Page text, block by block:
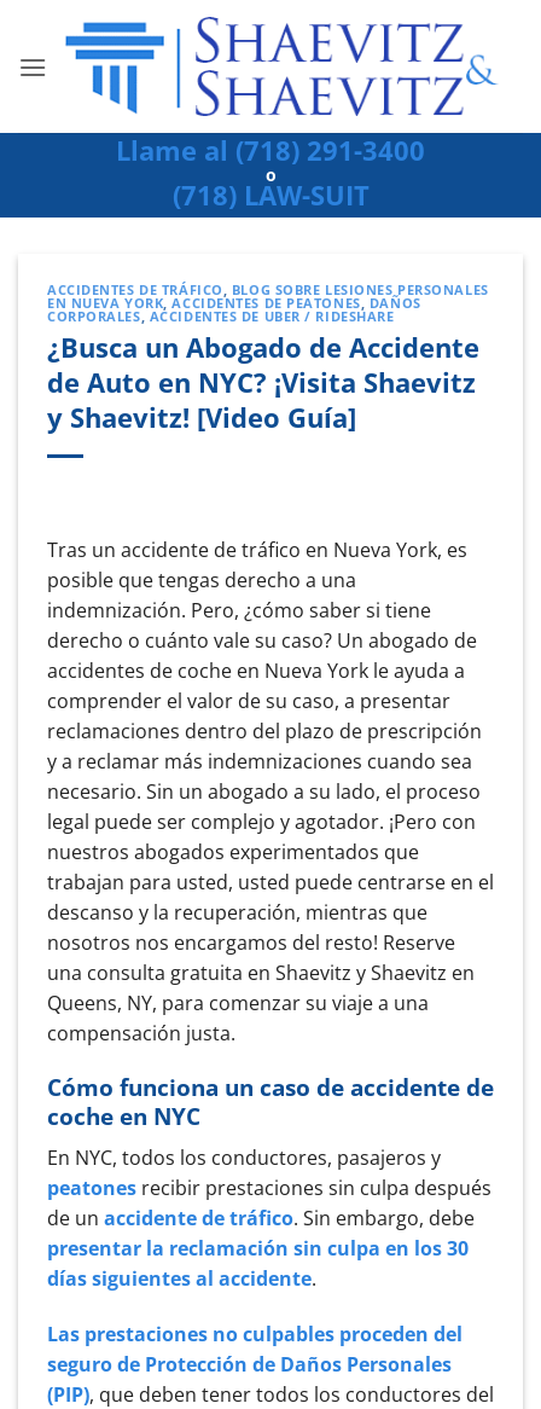
contenido
Llame al (718) 291-3400
o
(718) LAW-SUIT
ACCIDENTES DE TRÁFICO, BLOG SOBRE LESIONES PERSONALES
EN NUEVA YORK,ACCIDENTES DE PEATONES, DAÑOS
CORPORALES, ACCIDENTES DE UBER / RIDESHARE
¿Busca un Abogado de Accidente
de Auto en NYC? ¡Visita Shaevitz
y Shaevitz! [Video Guía]
Tras un accidente de tráfico en Nueva York, es
posible que tengas derecho a una
indemnización. Pero, ¿cómo saber si tiene
derecho o cuánto vale su caso? Un abogado de
accidentes de coche en Nueva York le ayuda a
comprender el valor de su caso, a presentar
reclamaciones dentro del plazo de prescripción
y a reclamar más indemnizaciones cuando sea
necesario. Sin un abogado a su lado, el proceso
legal puede ser complejo y agotador. ¡Pero con
nuestros abogados experimentados que
trabajan para usted, usted puede centrarse en el
descanso y la recuperación, mientras que
nosotros nos encargamos del resto! Reserve
una consulta gratuita en Shaevitz y Shaevitz en
Queens, NY, para comenzar su viaje a una
compensación justa.
Cómo funciona un caso de accidente de
coche en NYC
En NYC, todos los conductores, pasajeros y
peatones recibir prestaciones sin culpa después
de un accidente de tráfico. Sin embargo, debe
presentar la reclamación sin culpa en los 30
días siguientes al accidente.
Las prestaciones no culpables proceden del
seguro de Protección de Daños Personales
(PIP), que deben tener todos los conductores del